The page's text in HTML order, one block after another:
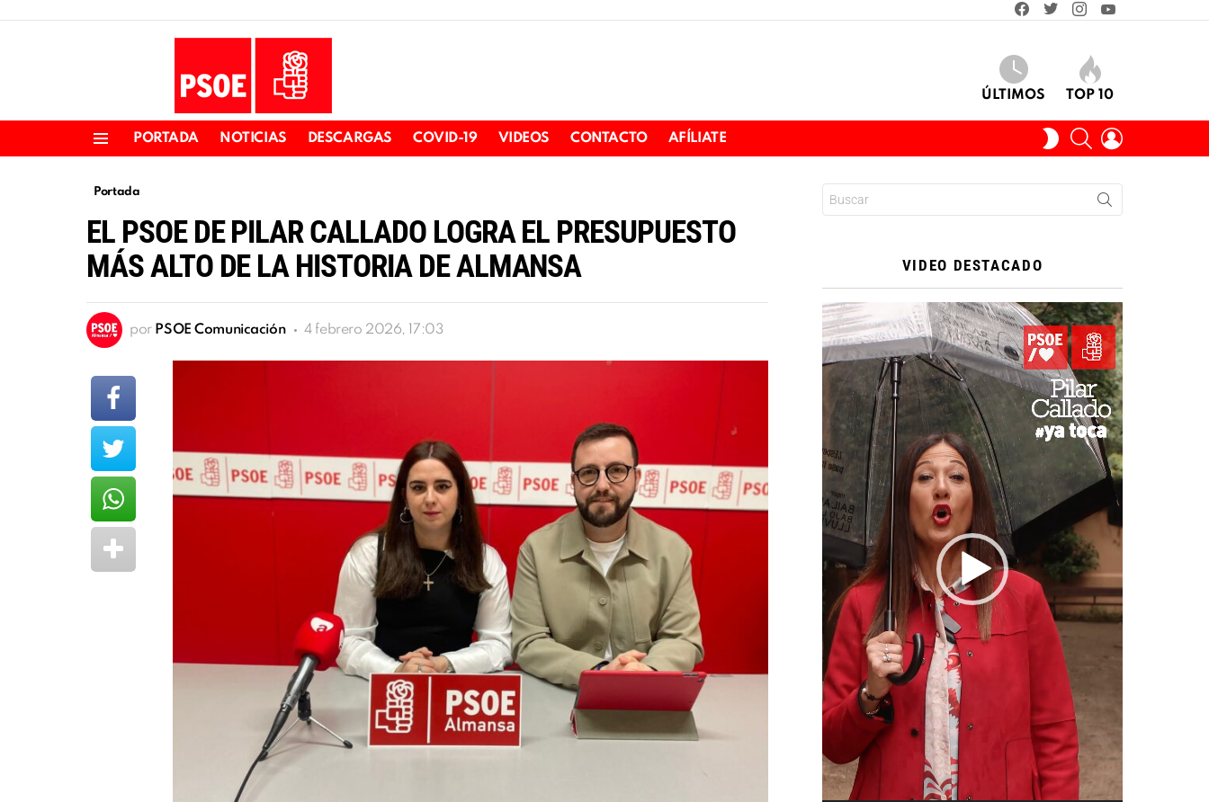
ÚLTIMOS TOP 10
PORTADA NOTICIAS DESCARGAS COVID-19 VIDEOS CONTACTO AFÍLIATE
SWITCH
SKIN
BUSCAR
Portada
EL PSOE DE PILAR CALLADO LOGRA EL PRESUPUESTO
MÁS ALTO DE LA HISTORIA DE ALMANSA
por PSOE Comunicación 4 febrero 2026, 17:03
VIDEO DESTACADO
Reproductor
de
vídeo